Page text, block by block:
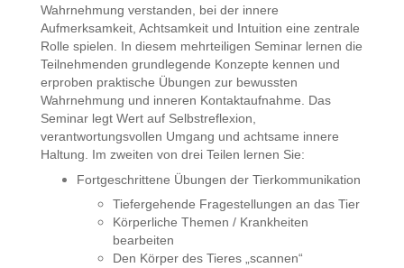
Wahrnehmung verstanden, bei der innere
Aufmerksamkeit, Achtsamkeit und Intuition eine zentrale
Rolle spielen. In diesem mehrteiligen Seminar lernen die
Teilnehmenden grundlegende Konzepte kennen und
erproben praktische Übungen zur bewussten
Wahrnehmung und inneren Kontaktaufnahme. Das
Seminar legt Wert auf Selbstreflexion,
verantwortungsvollen Umgang und achtsame innere
Haltung. Im zweiten von drei Teilen lernen Sie:
Fortgeschrittene Übungen der Tierkommunikation
Tiefergehende Fragestellungen an das Tier
Körperliche Themen / Krankheiten
bearbeiten
Den Körper des Tieres „scannen“